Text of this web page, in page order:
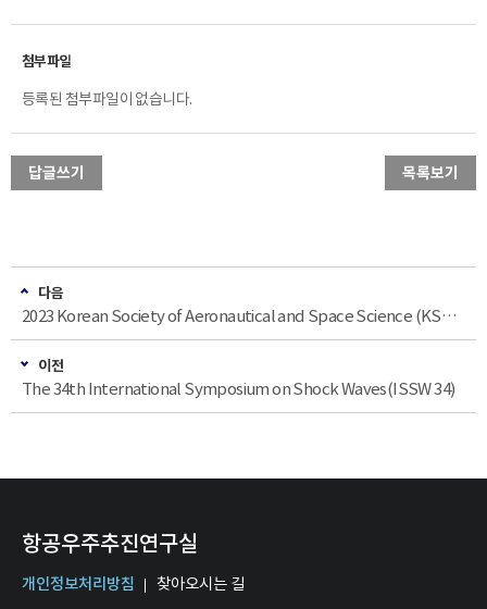
등록된 첨부파일이 없습니다.
답글쓰기 목록보기
다음
2023 Korean Society of Aeronautical and Space Science (KSAS) Fall Conference
이전
The 34th International Symposium on Shock Waves(ISSW 34)
항공우주추진연구실
개인정보처리방침 찾아오시는 길